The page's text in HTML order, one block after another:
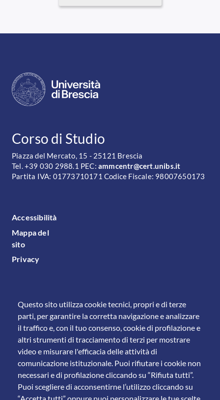
Questo sito utilizza cookie tecnici, propri e di terze
parti, per garantire la corretta navigazione e analizzare
il traffico e, con il tuo consenso, cookie di profilazione e
altri strumenti di tracciamento di terzi per mostrare
video e misurare l'efficacia delle attività di
comunicazione istituzionale. Puoi rifiutare i cookie non
necessari e di profilazione cliccando su “Rifiuta tutti”.
Puoi scegliere di acconsentirne l’utilizzo cliccando su
CONTATTI
Corso di Studio
Piazza del Mercato, 15 - 25121 Brescia
Tel. +39 030 2988.1 PEC: ammcentr@cert.unibs.it
Partita IVA: 01773710171 Codice Fiscale: 98007650173
FOOTER MENU
Accessibilità
Mappa del
sito
Privacy